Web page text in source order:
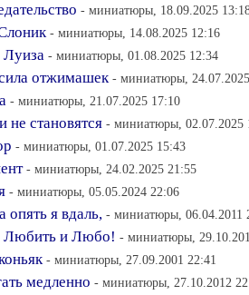
- миниатюры, 18.09.2025
- миниатюры, 14.08.2025 12:16
Луиза - миниатюры, 01.08.2025 12:34
отжимашек - миниатюры,
- миниатюры, 21.07.2025 17:10
не становятся - миниатюры, 02.07.2025
- миниатюры, 01.07.2025 15:43
- миниатюры, 24.02.2025 21:55
- миниатюры, 05.05.2024 22:06
опять я вдаль, - миниатюры, 06.04.2011
и Любо! - миниатюры,
- миниатюры, 27.09.2001 22:41
медленно - миниатюры, 27.10.2012